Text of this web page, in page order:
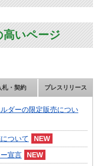
高いページ
札・契約 プレスリリース
ダーの限定販売につい
ついて
宣言